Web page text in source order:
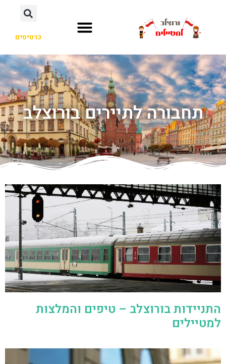
כרטיסים
תחבורה לתיירים בורוצלב
התניידות בורוצלב – טיפים והמלצות
למטיילים